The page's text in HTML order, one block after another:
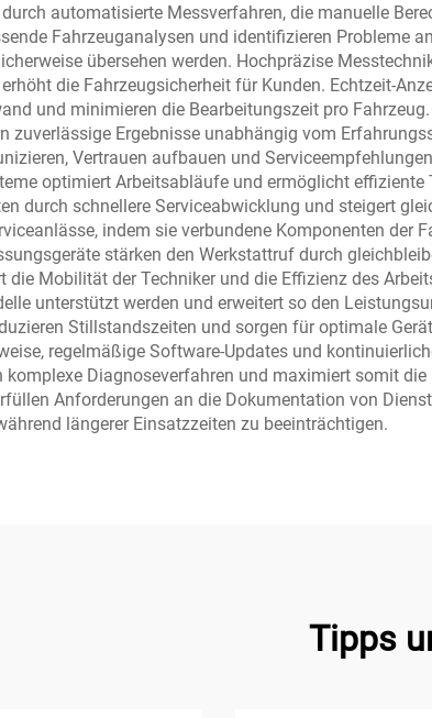
automatisierte Messverfahren, die manuelle
Fahrzeuganalysen und identifizieren Probleme
übersehen werden. Hochpräzise
die Fahrzeugsicherheit für Kunden. Echtzeit-
und minimieren die Bearbeitungszeit pro
zuverlässige Ergebnisse unabhängig vom
Vertrauen aufbauen und
optimiert Arbeitsabläufe und ermöglicht
durch schnellere Serviceabwicklung und steigert
indem sie verbundene Komponenten der
stärken den Werkstattruf durch
die Mobilität der Techniker und die Effizienz des
unterstützt werden und erweitert so den
Stillstandszeiten und sorgen für optimale
regelmäßige Software-Updates und
Diagnoseverfahren und maximiert somit
Anforderungen an die Dokumentation von
längerer Einsatzzeiten zu beeinträchtigen.
Tipps